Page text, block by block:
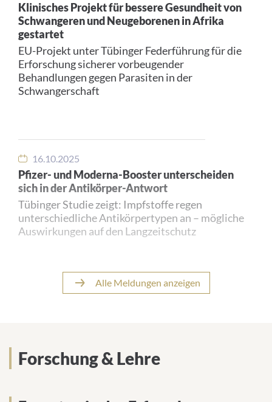
Klinisches Projekt für bessere Gesundheit von
Schwangeren und Neugeborenen in Afrika
gestartet
EU-Projekt unter Tübinger Federführung für die
Erforschung sicherer vorbeugender
Behandlungen gegen Parasiten in der
Schwangerschaft
16.10.2025
Pfizer- und Moderna-Booster unterscheiden
sich in der Antikörper-Antwort
Tübinger Studie zeigt: Impfstoffe regen
unterschiedliche Antikörpertypen an – mögliche
Auswirkungen auf den Langzeitschutz
der gefährlichsten Malaria-Erreger spielen.
Alle Meldungen anzeigen
Forschung & Lehre